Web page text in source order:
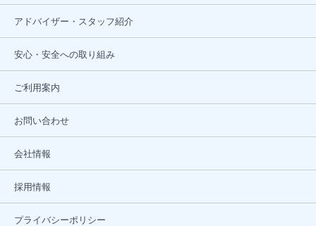
アドバイザー・スタッフ紹介
安心・安全への取り組み
ご利用案内
お問い合わせ
会社情報
採用情報
プライバシーポリシー